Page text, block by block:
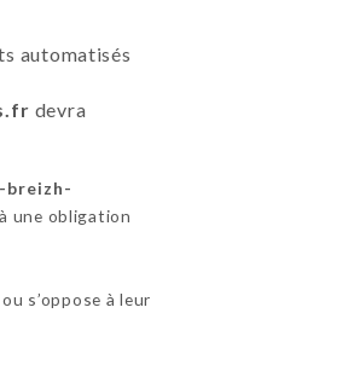
automatisés
devra
une obligation
s’oppose à leur